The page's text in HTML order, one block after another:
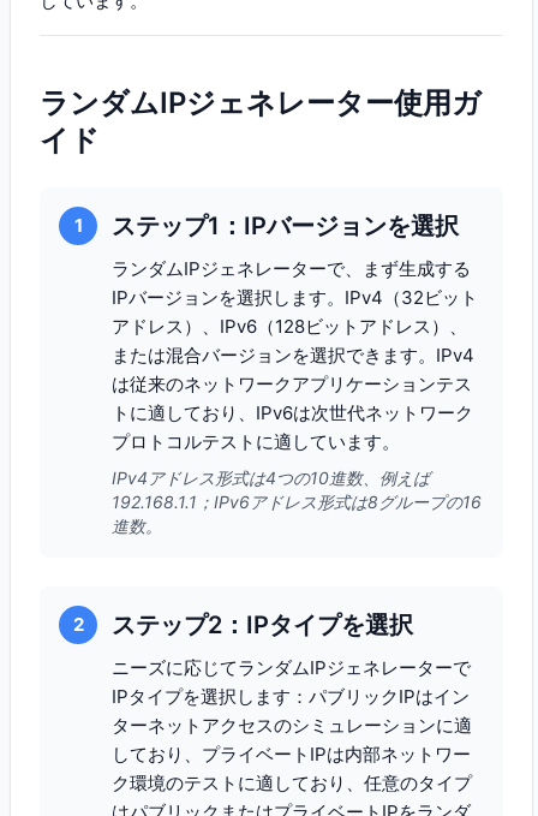
ランダムIPジェネレーター使用ガ
イド
1 ステップ1：IPバージョンを選択
ランダムIPジェネレーターで、まず生成する
IPバージョンを選択します。IPv4（32ビット
アドレス）、IPv6（128ビットアドレス）、
または混合バージョンを選択できます。IPv4
は従来のネットワークアプリケーションテス
トに適しており、IPv6は次世代ネットワーク
プロトコルテストに適しています。
IPv4アドレス形式は4つの10進数、例えば
192.168.1.1；IPv6アドレス形式は8グループの16
進数。
2 ステップ2：IPタイプを選択
ニーズに応じてランダムIPジェネレーターで
IPタイプを選択します：パブリックIPはイン
ターネットアクセスのシミュレーションに適
しており、プライベートIPは内部ネットワー
ク環境のテストに適しており、任意のタイプ